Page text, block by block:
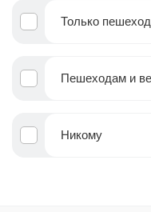
Только
Пешеходам и
Никому